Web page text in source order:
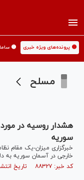
🟡 پرونده‌های ویژه خبری 🟡
مسلح
سوریه
خبرگزاری میزان-یک مقام
خارجی در آسمان سوریه به
کد خبر: ۸۸۳۲۷ تاریخ انتشار : ۱۳۹۴/۰۷/۲۵